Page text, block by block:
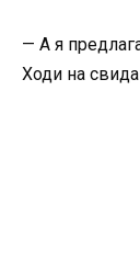
— А я
Ходи на